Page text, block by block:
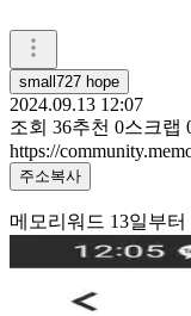
small727 hope
2024.09.13 12:07
조회 36추천 0스크랩
https://
주소복사
메모리워드 13일부